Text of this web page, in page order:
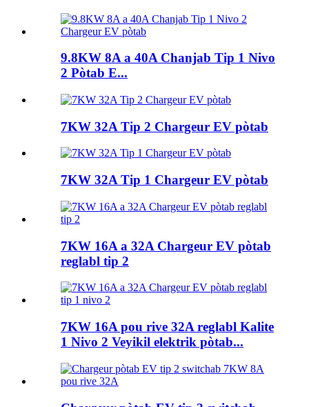
9.8KW 8A a 40A Chanjab Tip 1 Nivo
2 Pòtab E...
7KW 32A Tip 2 Chargeur EV pòtab
7KW 32A Tip 1 Chargeur EV pòtab
7KW 16A a 32A Chargeur EV pòtab
reglabl tip 2
7KW 16A pou rive 32A reglabl Kalite
1 Nivo 2 Veyikil elektrik pòtab...